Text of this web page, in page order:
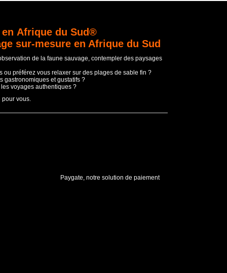
Afrique du Sud®
sur-mesure en Afrique du Sud
de la faune sauvage, contempler des paysages
ou préférez vous relaxer sur des plages de sable fin ?
gastronomiques et gustatifs ?
voyages authentiques ?
vous.
Paygate, notre solution de paiement